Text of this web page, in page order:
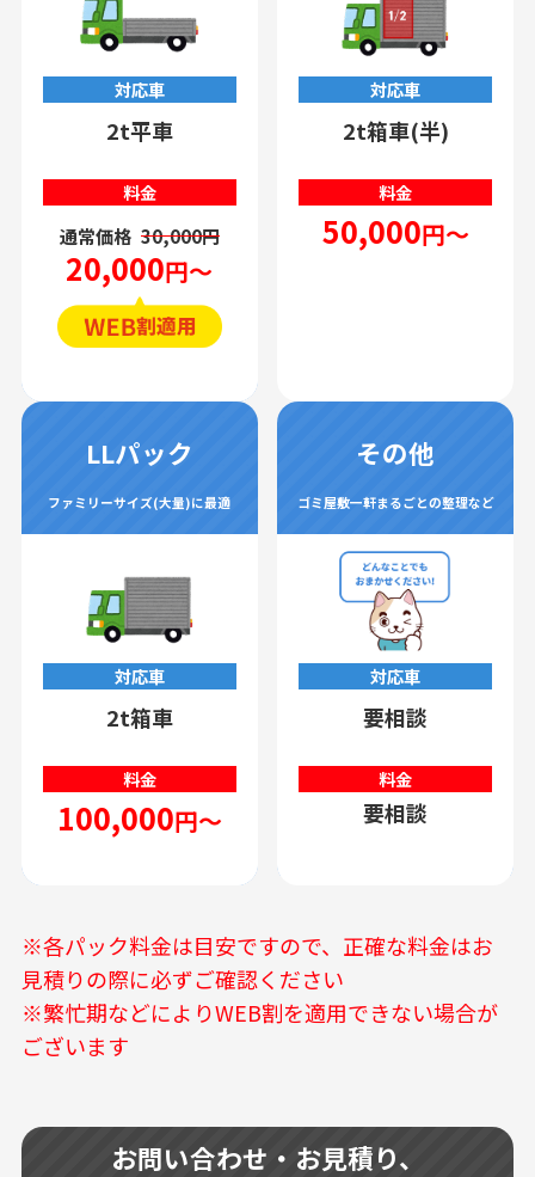
対応車
2t平車
料金
通常価格 30,000円
20,000円～
対応車
2t箱車(半)
料金
50,000円～
LLパック
ファミリーサイズ(大量)に最適
対応車
2t箱車
料金
100,000円～
その他
ゴミ屋敷一軒まるごとの整理など
対応車
要相談
料金
要相談
※各パック料金は目安ですので、正確な料金はお
見積りの際に必ずご確認ください
※繁忙期などによりWEB割を適用できない場合が
ございます
お問い合わせ・お見積り、